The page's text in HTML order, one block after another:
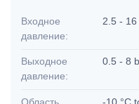
Входное
давление:
2.5 -
Выходное
давление:
0.5 - 8
Область
-10 °C